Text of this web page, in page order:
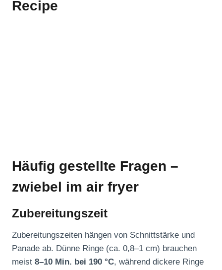
Recipe
Häufig gestellte Fragen –
zwiebel im air fryer
Zubereitungszeit
Zubereitungszeiten hängen von Schnittstärke und
Panade ab. Dünne Ringe (ca. 0,8–1 cm) brauchen
meist 8–10 Min. bei 190 °C, während dickere Ringe